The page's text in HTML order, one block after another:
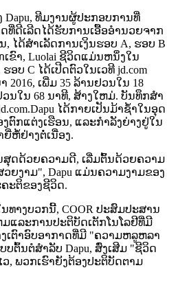
ທີມງານຜູ້ປະກອບການທີ່
ທີ່ດີເລີດໄດ້ຮັບການເອື້ອອໍານວຍຈາກ
ໄດ້​ສຳ​ເລັດ​ການ​ເງິນ​ຮອບ A, ຮອບ B
ຂົາ, Luolai ຊີວິດແມ່ນຫນຶ່ງໃນ
ບ C ໄດ້ເປີດຕົວໃນເວທີ jd.com
2016, ເພີ່ມ 35 ລ້ານຢວນໃນ 18
ນໃນ 68 ນາທີ, ສ້າງໃຫມ່. ບັນທຶກສໍາ
ໄດ້ກາຍເປັນມ້າຊ້ໍາໃນອຸດ
ຕົກແຕ່ງເຮືອນ, ແລະກໍາລັງຍ່າງຢູ່ໃນ
ຫໍ້ຢ່າງຕໍ່ເນື່ອງ.
ສຸດດ້ວຍຄວາມດີ, ເລີ່ມຕົ້ນດ້ວຍຄວາມ
ຍງາມ", Dapu ແມ່ນຄວາມງາມຂອງ
ຄະຕິຂອງຊີວິດ.
າງບວກນີ້, COOR ປະສົມປະສານ
ແລະການປະຕິບັດເຕັກໂນໂລຢີທີ່ມີ
ເຕົາອົບອາກາດທີ່ມີ "ຄວາມຫລູຫລາ
ຕົ້ນຕໍສໍາລັບ Dapu, ສົ່ງເສີມ "ຊີວິດ
, ພວກເຮົາຍັງຕ້ອງປະຕິບັດຕາມ